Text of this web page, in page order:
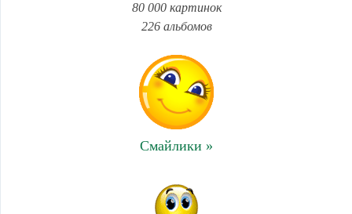
80 000 картинок
226 альбомов
Смайлики »